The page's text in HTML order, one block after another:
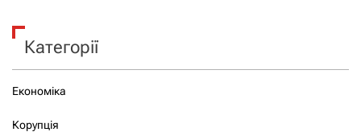
Категорії
Економіка
Корупція